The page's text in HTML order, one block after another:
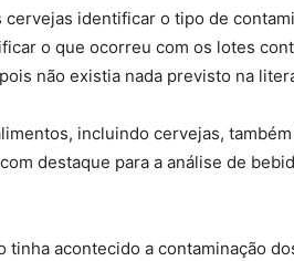
identificar o tipo de
o que ocorreu com os lotes
não existia nada previsto na
incluindo cervejas,
destaque para a análise de
acontecido a contaminação